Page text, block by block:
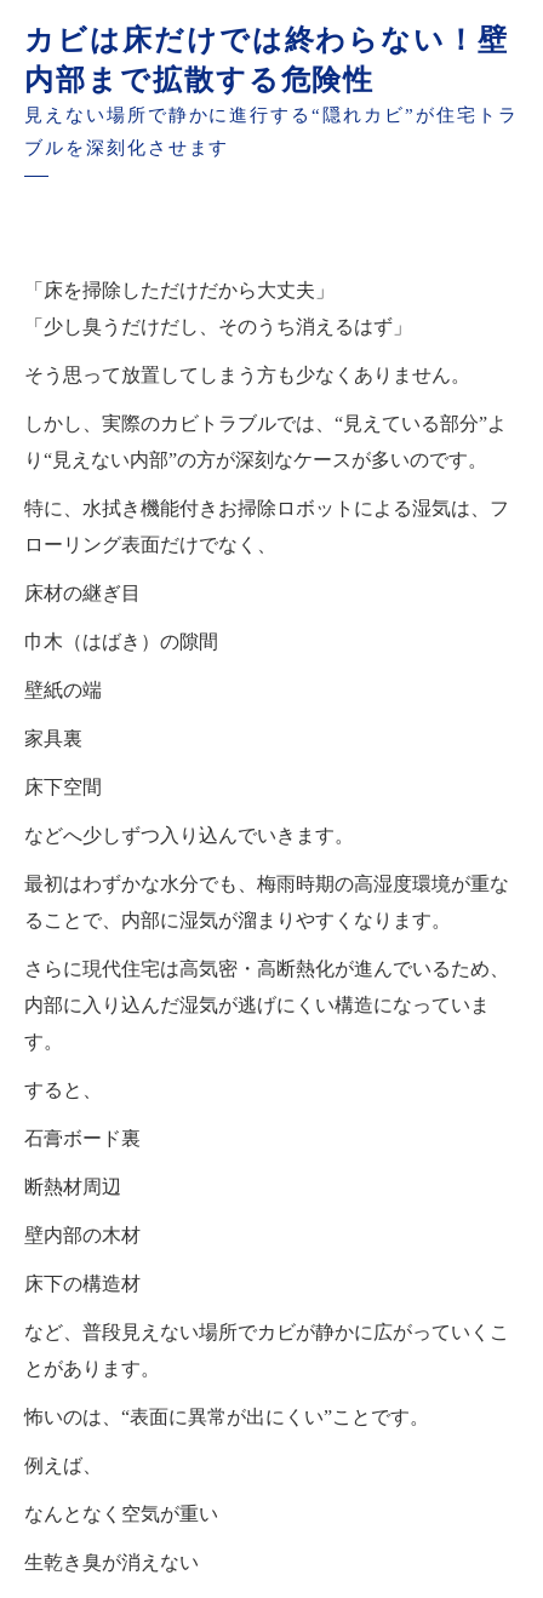
カビは床だけでは終わらない！壁
内部まで拡散する危険性
見えない場所で静かに進行する“隠れカビ”が住宅トラ
ブルを深刻化させます
「床を掃除しただけだから大丈夫」
「少し臭うだけだし、そのうち消えるはず」
そう思って放置してしまう方も少なくありません。
しかし、実際のカビトラブルでは、“見えている部分”よ
り“見えない内部”の方が深刻なケースが多いのです。
特に、水拭き機能付きお掃除ロボットによる湿気は、フ
ローリング表面だけでなく、
床材の継ぎ目
巾木（はばき）の隙間
壁紙の端
家具裏
床下空間
などへ少しずつ入り込んでいきます。
最初はわずかな水分でも、梅雨時期の高湿度環境が重な
ることで、内部に湿気が溜まりやすくなります。
さらに現代住宅は高気密・高断熱化が進んでいるため、
内部に入り込んだ湿気が逃げにくい構造になっていま
す。
すると、
石膏ボード裏
断熱材周辺
壁内部の木材
床下の構造材
など、普段見えない場所でカビが静かに広がっていくこ
とがあります。
怖いのは、“表面に異常が出にくい”ことです。
例えば、
なんとなく空気が重い
生乾き臭が消えない